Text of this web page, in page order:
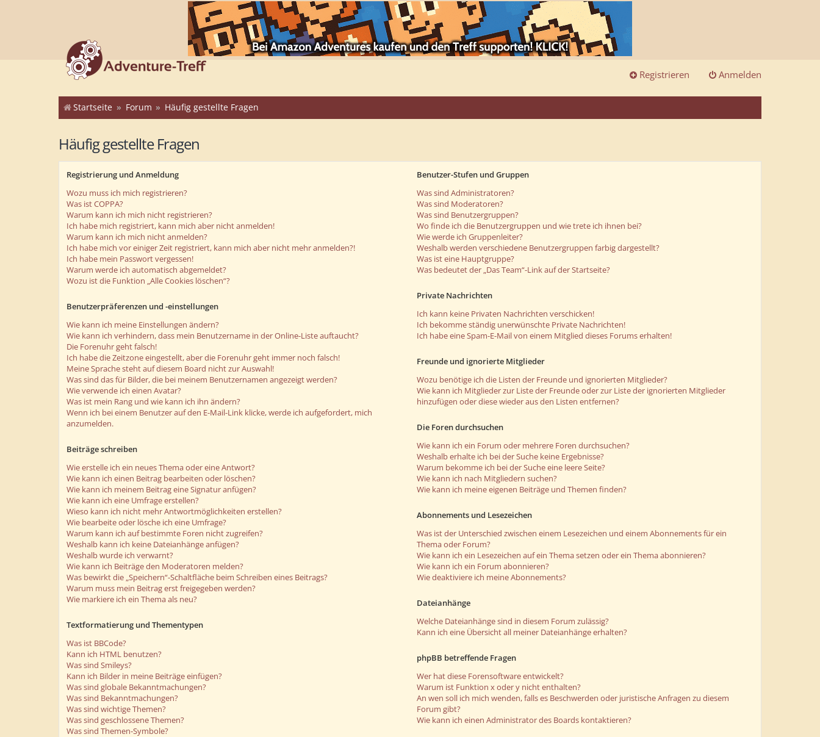
Anmelden
Registrieren
Startseite Forum Häufig gestellte Fragen
Häufig gestellte Fragen
Registrierung und Anmeldung
Wozu muss ich mich registrieren?
Was ist COPPA?
Warum kann ich mich nicht registrieren?
Ich habe mich registriert, kann mich aber nicht anmelden!
Warum kann ich mich nicht anmelden?
Ich habe mich vor einiger Zeit registriert, kann mich aber nicht mehr anmelden?!
Ich habe mein Passwort vergessen!
Warum werde ich automatisch abgemeldet?
Wozu ist die Funktion „Alle Cookies löschen“?
Benutzerpräferenzen und -einstellungen
Wie kann ich meine Einstellungen ändern?
Wie kann ich verhindern, dass mein Benutzername in der Online-Liste auftaucht?
Die Forenuhr geht falsch!
Ich habe die Zeitzone eingestellt, aber die Forenuhr geht immer noch falsch!
Meine Sprache steht auf diesem Board nicht zur Auswahl!
Was sind das für Bilder, die bei meinem Benutzernamen angezeigt werden?
Wie verwende ich einen Avatar?
Was ist mein Rang und wie kann ich ihn ändern?
Wenn ich bei einem Benutzer auf den E-Mail-Link klicke, werde ich aufgefordert, mich
anzumelden.
Beiträge schreiben
Wie erstelle ich ein neues Thema oder eine Antwort?
Wie kann ich einen Beitrag bearbeiten oder löschen?
Wie kann ich meinem Beitrag eine Signatur anfügen?
Wie kann ich eine Umfrage erstellen?
Wieso kann ich nicht mehr Antwortmöglichkeiten erstellen?
Wie bearbeite oder lösche ich eine Umfrage?
Warum kann ich auf bestimmte Foren nicht zugreifen?
Weshalb kann ich keine Dateianhänge anfügen?
Weshalb wurde ich verwarnt?
Wie kann ich Beiträge den Moderatoren melden?
Was bewirkt die „Speichern“-Schaltfläche beim Schreiben eines Beitrags?
Warum muss mein Beitrag erst freigegeben werden?
Wie markiere ich ein Thema als neu?
Textformatierung und Thementypen
Was ist BBCode?
Kann ich HTML benutzen?
Was sind Smileys?
Kann ich Bilder in meine Beiträge einfügen?
Was sind globale Bekanntmachungen?
Was sind Bekanntmachungen?
Was sind wichtige Themen?
Was sind geschlossene Themen?
Was sind Themen-Symbole?
Benutzer-Stufen und Gruppen
Was sind Administratoren?
Was sind Moderatoren?
Was sind Benutzergruppen?
Wo finde ich die Benutzergruppen und wie trete ich ihnen bei?
Wie werde ich Gruppenleiter?
Weshalb werden verschiedene Benutzergruppen farbig dargestellt?
Was ist eine Hauptgruppe?
Was bedeutet der „Das Team“-Link auf der Startseite?
Private Nachrichten
Ich kann keine Privaten Nachrichten verschicken!
Ich bekomme ständig unerwünschte Private Nachrichten!
Ich habe eine Spam-E-Mail von einem Mitglied dieses Forums erhalten!
Freunde und ignorierte Mitglieder
Wozu benötige ich die Listen der Freunde und ignorierten Mitglieder?
Wie kann ich Mitglieder zur Liste der Freunde oder zur Liste der ignorierten Mitglieder
hinzufügen oder diese wieder aus den Listen entfernen?
Die Foren durchsuchen
Wie kann ich ein Forum oder mehrere Foren durchsuchen?
Weshalb erhalte ich bei der Suche keine Ergebnisse?
Warum bekomme ich bei der Suche eine leere Seite?
Wie kann ich nach Mitgliedern suchen?
Wie kann ich meine eigenen Beiträge und Themen finden?
Abonnements und Lesezeichen
Was ist der Unterschied zwischen einem Lesezeichen und einem Abonnements für ein
Thema oder Forum?
Wie kann ich ein Lesezeichen auf ein Thema setzen oder ein Thema abonnieren?
Wie kann ich ein Forum abonnieren?
Wie deaktiviere ich meine Abonnements?
Dateianhänge
Welche Dateianhänge sind in diesem Forum zulässig?
Kann ich eine Übersicht all meiner Dateianhänge erhalten?
phpBB betreffende Fragen
Wer hat diese Forensoftware entwickelt?
Warum ist Funktion x oder y nicht enthalten?
An wen soll ich mich wenden, falls es Beschwerden oder juristische Anfragen zu diesem
Forum gibt?
Wie kann ich einen Administrator des Boards kontaktieren?